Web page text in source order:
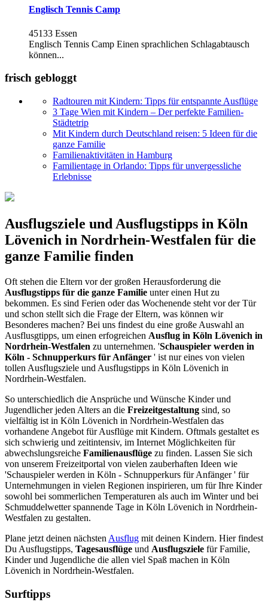
Englisch Tennis Camp
45133 Essen
Englisch Tennis Camp Einen sprachlichen Schlagabtausch
können...
frisch gebloggt
Radtouren mit Kindern: Tipps für entspannte Ausflüge
3 Tage Wien mit Kindern – Der perfekte Familien-
Städtetrip
Mit Kindern durch Deutschland reisen: 5 Ideen für die
ganze Familie
Familienaktivitäten in Hamburg
Familientage in Orlando: Tipps für unvergessliche
Erlebnisse
Ausflugsziele und Ausflugstipps in Köln
Lövenich in Nordrhein-Westfalen für die
ganze Familie finden
Oft stehen die Eltern vor der großen Herausforderung die
Ausflugstipps für die ganze Familie unter einen Hut zu
bekommen. Es sind Ferien oder das Wochenende steht vor der Tür
und schon stellt sich die Frage der Eltern, was können wir
Besonderes machen? Bei uns findest du eine große Auswahl an
Ausflusgtipps, um einen erfogreichen Ausflug in Köln Lövenich in
Nordrhein-Westfalen zu unternehmen. 'Schauspieler werden in
Köln - Schnupperkurs für Anfänger ' ist nur eines von vielen
tollen Ausflugsziele und Ausflugstipps in Köln Lövenich in
Nordrhein-Westfalen.
So unterschiedlich die Ansprüche und Wünsche Kinder und
Jugendlicher jeden Alters an die Freizeitgestaltung sind, so
vielfältig ist in Köln Lövenich in Nordrhein-Westfalen das
vorhandene Angebot für Ausflüge mit Kindern. Oftmals gestaltet es
sich schwierig und zeitintensiv, im Internet Möglichkeiten für
abwechslungsreiche Familienausflüge zu finden. Lassen Sie sich
von unserem Freizeitportal von vielen zauberhaften Ideen wie
'Schauspieler werden in Köln - Schnupperkurs für Anfänger ' für
Unternehmungen in vielen Regionen inspirieren, um für Ihre Kinder
sowohl bei sommerlichen Temperaturen als auch im Winter und bei
Schmuddelwetter spannende Tage in Köln Lövenich in Nordrhein-
Westfalen zu gestalten.
Plane jetzt deinen nächsten Ausflug mit deinen Kindern. Hier findest
Du Ausflugstipps, Tagesausflüge und Ausflugsziele für Familie,
Kinder und Jugendliche die allen viel Spaß machen in Köln
Lövenich in Nordrhein-Westfalen.
Surftipps